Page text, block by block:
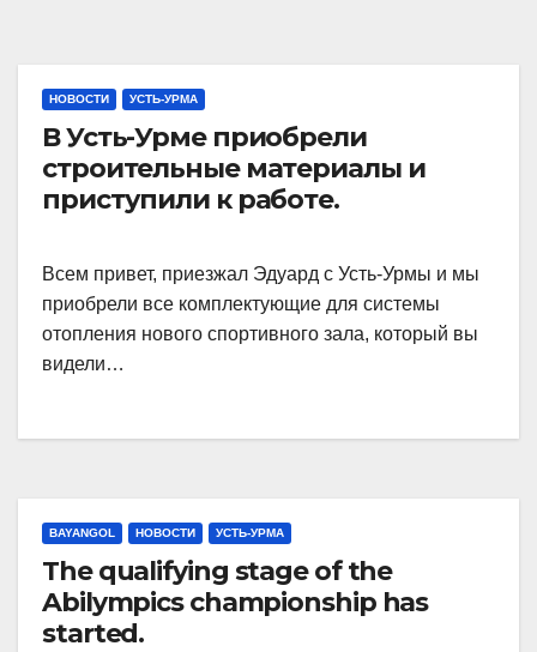
НОВОСТИ УСТЬ-УРМА
В Усть-Урме приобрели
строительные материалы и
приступили к работе.
Всем привет, приезжал Эдуард с Усть-Урмы и мы
приобрели все комплектующие для системы
отопления нового спортивного зала, который вы
видели…
BAYANGOL НОВОСТИ УСТЬ-УРМА
The qualifying stage of the
Abilympics championship has
started.